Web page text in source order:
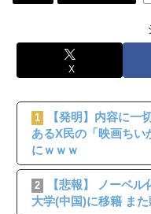
X
1
【発明】内容に一
あるX民の「映画ちい
にｗｗｗ
2
【悲報】 ノーベ
大学(中国)に移籍 ま